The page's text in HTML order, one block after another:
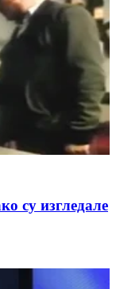
изгледале